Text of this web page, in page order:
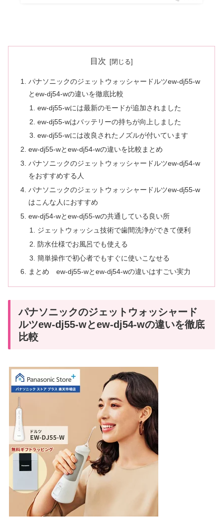
目次
パナソニックのジェットウォッシャードルツew-dj55-w
とew-dj54-wの違いを徹底比較
ew-dj55-wには最新のモードが追加されました
ew-dj55-wはバッテリーの持ちが向上しました
ew-dj55-wには改良されたノズルが付いています
ew-dj55-wとew-dj54-wの違いを比較まとめ
パナソニックのジェットウォッシャードルツew-dj54-w
をおすすめする人
パナソニックのジェットウォッシャードルツew-dj55-w
はこんな人におすすめ
ew-dj54-wとew-dj55-wの共通している良い所
ジェットウォッシュ技術で歯間洗浄ができて便利
防水仕様でお風呂でも使える
簡単操作で初心者でもすぐに使いこなせる
まとめ ew-dj55-wとew-dj54-wの違いはすごい実力
パナソニックのジェットウォッシャード
ルツew-dj55-wとew-dj54-wの違いを徹底
比較